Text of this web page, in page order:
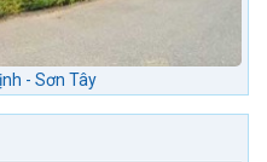
- Sơn Tây